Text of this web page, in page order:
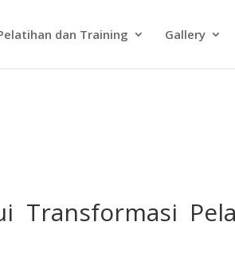
dan Training Gallery
Transformasi